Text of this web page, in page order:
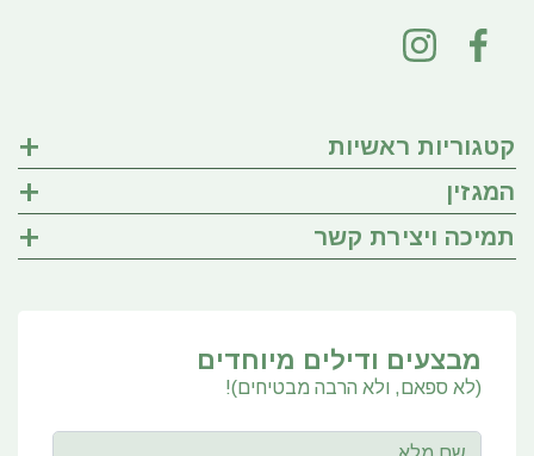
קטגוריות ראשיות
המגזין
תמיכה ויצירת קשר
מבצעים ודילים מיוחדים
(לא ספאם, ולא הרבה מבטיחים)!